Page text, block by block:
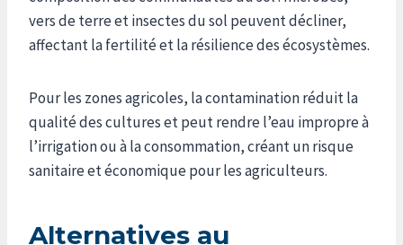
vers de terre et insectes du sol peuvent décliner,
affectant la fertilité et la résilience des écosystèmes.
Pour les zones agricoles, la contamination réduit la
qualité des cultures et peut rendre l’eau impropre à
l’irrigation ou à la consommation, créant un risque
sanitaire et économique pour les agriculteurs.
Alternatives au